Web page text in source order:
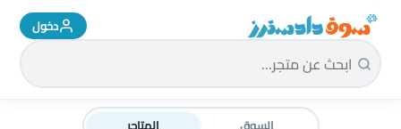
سوق دادسترز الرئيسية دخول